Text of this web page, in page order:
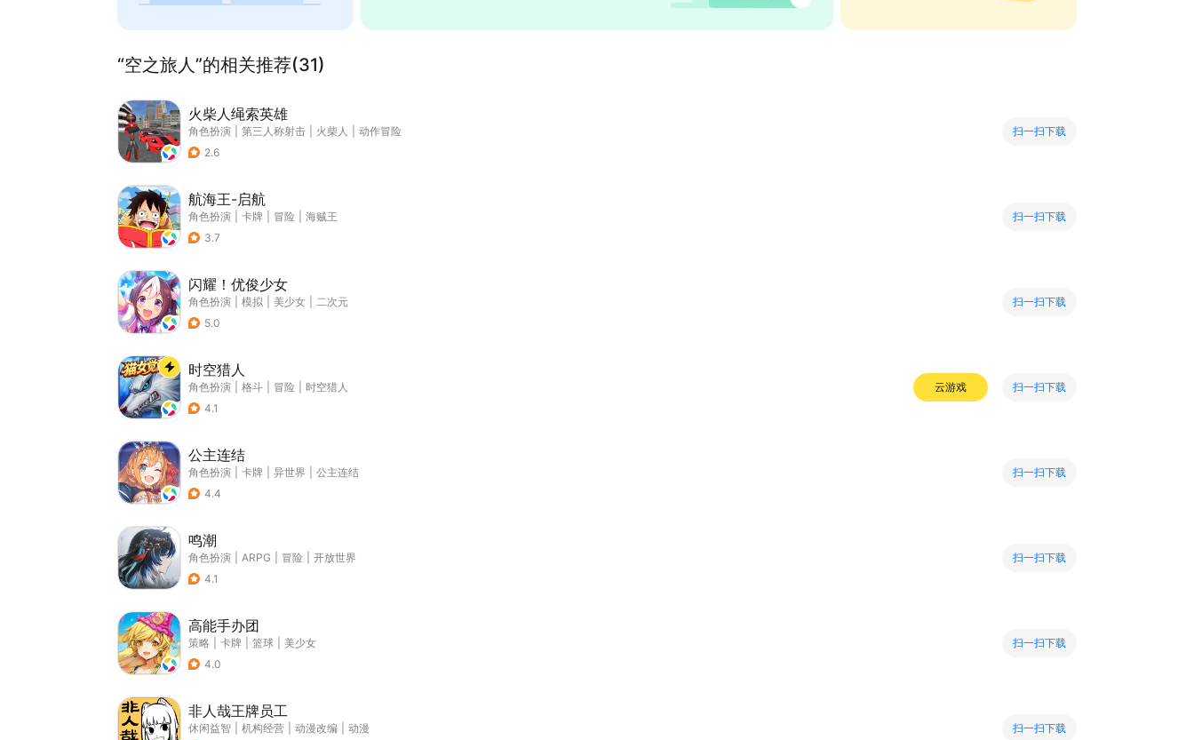
“空之旅人”的相关推荐(31)
火柴人绳索英雄
角色扮演 第三人称射击 火柴人
动作冒险
2.6
扫一扫下载
航海王-启航
角色扮演 卡牌 冒险
海贼王
3.7
扫一扫下载
闪耀！优俊少女
角色扮演 模拟 美少女
二次元
5.0
扫一扫下载
时空猎人
角色扮演 格斗 冒险
时空猎人
4.1
云游戏 扫一扫下载
公主连结
角色扮演 卡牌 异世界
公主连结
4.4
扫一扫下载
鸣潮
角色扮演 ARPG 冒险
开放世界
4.1
扫一扫下载
高能手办团
策略 卡牌 篮球
美少女
4.0
扫一扫下载
非人哉王牌员工
休闲益智 机构经营 动漫改编
动漫
扫一扫下载